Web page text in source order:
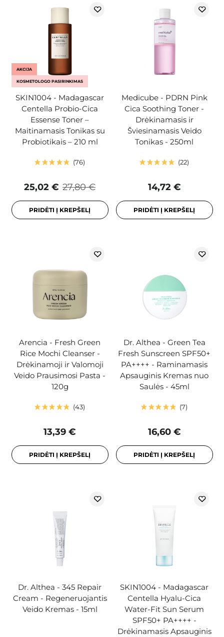
AKCIJA
KOSMETOLOGO PASIRINKIMAS
SKIN1004 - Madagascar
Centella Probio-Cica
Essense Toner –
Maitinamasis Tonikas su
Probiotikais – 210 ml
76
27,80 €
25,02 €
PRIDĖTI Į KREPŠELĮ
Medicube - PDRN Pink
Cica Soothing Toner -
Drėkinamasis ir
Šviesinamasis Veido
Tonikas - 250ml
22
14,72 €
PRIDĖTI Į KREPŠELĮ
Arencia - Fresh Green
Rice Mochi Cleanser -
Drėkinamoji ir Valomoji
Veido Prausimosi Pasta -
120g
43
13,39 €
PRIDĖTI Į KREPŠELĮ
Dr. Althea - Green Tea
Fresh Sunscreen SPF50+
PA++++ - Raminamasis
Apsauginis Kremas nuo
Saulės - 45ml
7
16,60 €
PRIDĖTI Į KREPŠELĮ
Dr. Althea - 345 Repair
Cream - Regeneruojantis
Veido Kremas - 15ml
SKIN1004 - Madagascar
Centella Hyalu-Cica
Water-Fit Sun Serum
SPF50+ PA++++ -
Drėkinamasis Apsauginis